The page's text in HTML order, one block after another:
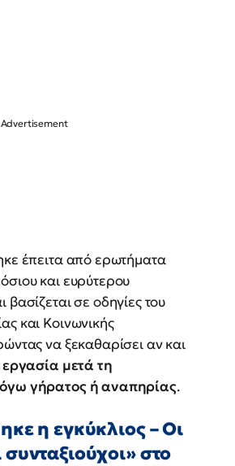
έπειτα από ερωτήματα
και ευρύτερου
βασίζεται σε οδηγίες του
και Κοινωνικής
να ξεκαθαρίσει αν και
εργασία μετά τη
γήρατος ή αναπηρίας.
η εγκύκλιος – Οι
στο